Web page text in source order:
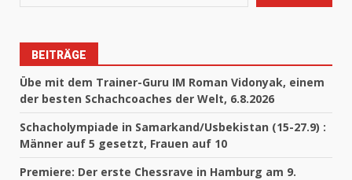
BEITRÄGE
Übe mit dem Trainer-Guru IM Roman Vidonyak, einem
der besten Schachcoaches der Welt, 6.8.2026
Schacholympiade in Samarkand/Usbekistan (15-27.9) :
Männer auf 5 gesetzt, Frauen auf 10
Premiere: Der erste Chessrave in Hamburg am 9.